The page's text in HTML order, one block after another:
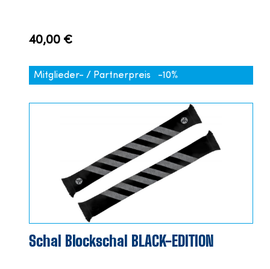
40,00 €
Mitglieder- / Partnerpreis -10%
Schal Blockschal BLACK-EDITION